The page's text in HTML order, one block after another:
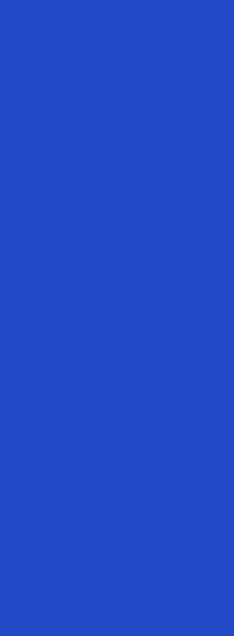
Litwa
Rumunia
Serbia